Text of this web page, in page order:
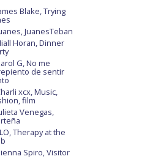
Blake, Trying
JuanesTeban
Horan, Dinner
G, No me
de sentir
xcx, Music,
film
Venegas,
Therapy at the
Spiro, Visitor